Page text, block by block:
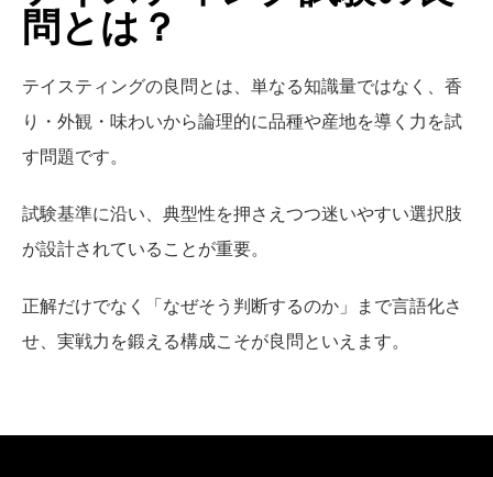
問とは？
テイスティングの良問とは、単なる知識量ではなく、香
り・外観・味わいから論理的に品種や産地を導く力を試
す問題です。
試験基準に沿い、典型性を押さえつつ迷いやすい選択肢
が設計されていることが重要。
正解だけでなく「なぜそう判断するのか」まで言語化さ
せ、実戦力を鍛える構成こそが良問といえます。